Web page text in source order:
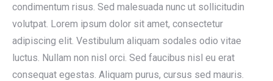
condimentum risus. Sed malesuada nunc ut sollicitudin
volutpat. Lorem ipsum dolor sit amet, consectetur
adipiscing elit. Vestibulum aliquam sodales odio vitae
luctus. Nullam non nisl orci. Sed faucibus nisl eu erat
consequat egestas. Aliquam purus, cursus sed mauris.